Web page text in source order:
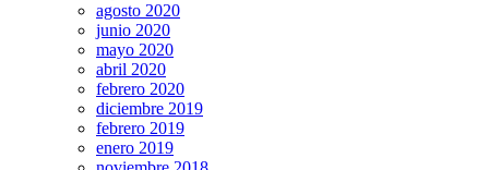
agosto 2020
junio 2020
mayo 2020
abril 2020
febrero 2020
diciembre 2019
febrero 2019
enero 2019